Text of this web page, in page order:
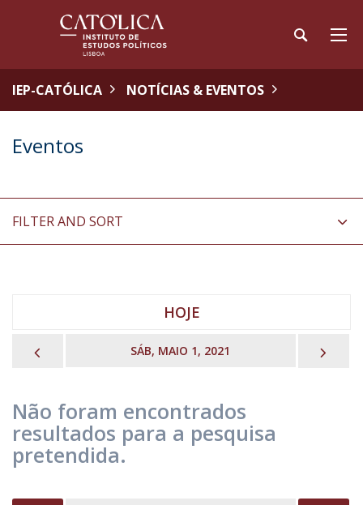
IEP-CATÓLICA NOTÍCIAS & EVENTOS
Eventos
FILTER AND SORT
HOJE
SÁB, MAIO 1, 2021
Não foram encontrados
resultados para a pesquisa
pretendida.